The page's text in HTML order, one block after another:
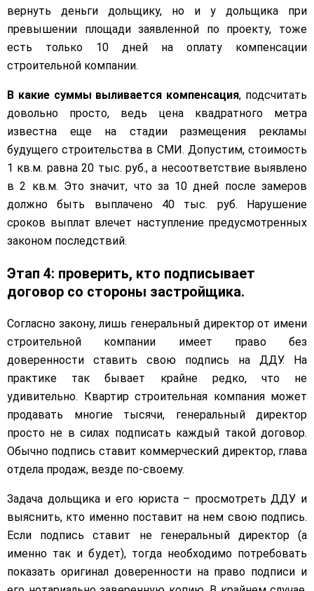
вернуть деньги дольщику, но и у дольщика при
превышении площади заявленной по проекту, тоже
есть только 10 дней на оплату компенсации
строительной компании.
В какие суммы выливается компенсация, подсчитать
довольно просто, ведь цена квадратного метра
известна еще на стадии размещения рекламы
будущего строительства в СМИ. Допустим, стоимость
1 кв.м. равна 20 тыс. руб., а несоответствие выявлено
в 2 кв.м. Это значит, что за 10 дней после замеров
должно быть выплачено 40 тыс. руб. Нарушение
сроков выплат влечет наступление предусмотренных
законом последствий.
Этап 4: проверить, кто подписывает
договор со стороны застройщика.
Согласно закону, лишь генеральный директор от имени
строительной компании имеет право без
доверенности ставить свою подпись на ДДУ. На
практике так бывает крайне редко, что не
удивительно. Квартир строительная компания может
продавать многие тысячи, генеральный директор
просто не в силах подписать каждый такой договор.
Обычно подпись ставит коммерческий директор, глава
отдела продаж, везде по-своему.
Задача дольщика и его юриста – просмотреть ДДУ и
выяснить, кто именно поставит на нем свою подпись.
Если подпись ставит не генеральный директор (а
именно так и будет), тогда необходимо потребовать
показать оригинал доверенности на право подписи и